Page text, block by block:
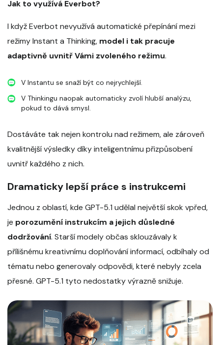
Jak to využívá Everbot?
I když Everbot nevyužívá automatické přepínání mezi
režimy Instant a Thinking, model i tak pracuje
adaptivně uvnitř Vámi zvoleného režimu.
V Instantu se snaží být co nejrychlejší.
V Thinkingu naopak automaticky zvolí hlubší analýzu,
pokud to dává smysl.
Dostáváte tak nejen kontrolu nad režimem, ale zároveň
kvalitnější výsledky díky inteligentnímu přizpůsobení
uvnitř každého z nich.
Dramaticky lepší práce s instrukcemi
Jednou z oblastí, kde GPT-5.1 udělal největší skok vpřed,
je porozumění instrukcím a jejich důsledné
dodržování. Starší modely občas sklouzávaly k
přílišnému kreativnímu doplňování informací, odbíhaly od
tématu nebo generovaly odpovědi, které nebyly zcela
přesné. GPT-5.1 tyto nedostatky výrazně snižuje.